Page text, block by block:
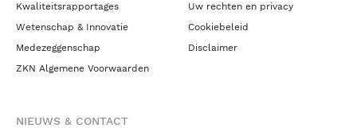
Kwaliteitsrapportages
Wetenschap & Innovatie
Medezeggenschap
ZKN Algemene Voorwaarden
Uw rechten en privacy
Cookiebeleid
Disclaimer
NIEUWS & CONTACT